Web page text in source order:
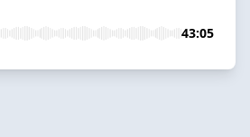
43:05